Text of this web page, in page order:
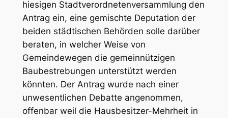
hiesigen Stadtverordnetenversammlung den
Antrag ein, eine gemischte Deputation der
beiden städtischen Behörden solle darüber
beraten, in welcher Weise von
Gemeindewegen die gemeinnützigen
Baubestrebungen unterstützt werden
könnten. Der Antrag wurde nach einer
unwesentlichen Debatte angenommen,
offenbar weil die Hausbesitzer-Mehrheit in